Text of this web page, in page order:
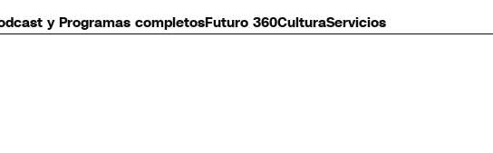
y Programas completosFuturo 360CulturaServicios